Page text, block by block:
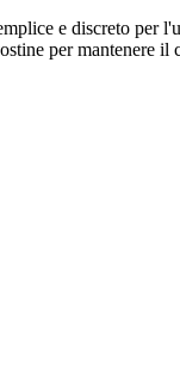
e discreto per
per mantenere il